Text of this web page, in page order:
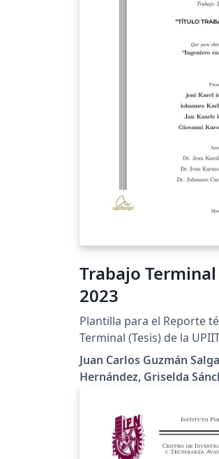
Trabajo Terminal
2023
Plantilla para el Reporte
Terminal (Tesis) de la
está desarrollada con
lineamientos de la
Juan Carlos Guzmán
Hernández, Griselda